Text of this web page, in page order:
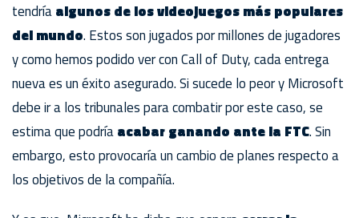
tendríaalgunos de los videojuegos más populares
del mundo. Estos son jugados por millones de jugadores
y como hemos podido ver con Call of Duty, cada entrega
nueva es un éxito asegurado. Si sucede lo peor y Microsoft
debe ir a los tribunales para combatir por este caso, se
estima que podríaacabar ganando ante la FTC. Sin
embargo, esto provocaría un cambio de planes respecto a
los objetivos de la compañía.